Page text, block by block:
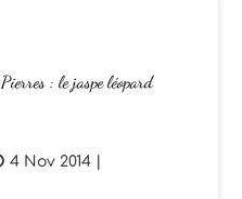
Pierres : le jaspe léopard
4 Nov 2014 |